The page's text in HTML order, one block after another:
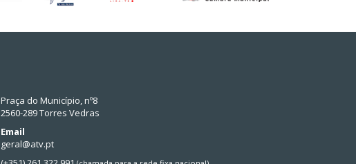
Praça do Município, nº8
2560-289 Torres Vedras
Email
geral@atv.pt